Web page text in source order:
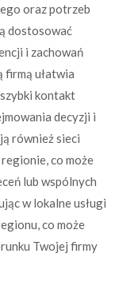
oraz potrzeb
dostosować
i zachowań
firmą ułatwia
kontakt
decyzji i
również sieci
co może
lub wspólnych
w lokalne usługi
co może
Twojej firmy